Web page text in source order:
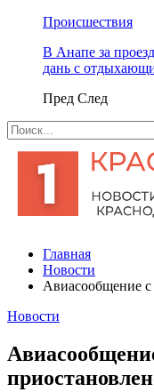
Происшествия
В Анапе за
дань с
Пред След
Главная
Новости
Авиасообщение
Новости